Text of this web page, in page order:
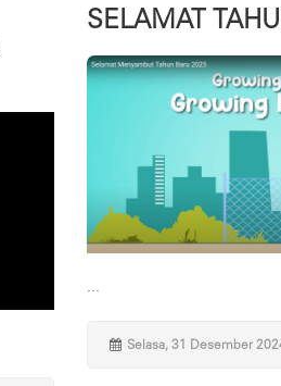
SELAMAT
...
Selasa, 31 Desember